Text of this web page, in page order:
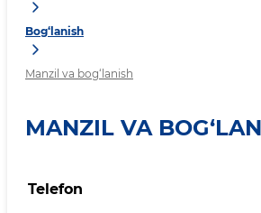
Bog‘lanish
Manzil va bog‘lanish
MANZIL VA
Telefon